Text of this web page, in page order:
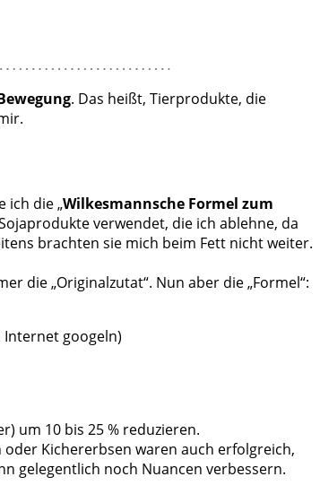
. Das heißt, Tierprodukte, die
ich die „Wilkesmannsche Formel zum
verwendet, die ich ablehne, da
brachten sie mich beim Fett nicht weiter.
die „Originalzutat“. Nun aber die „Formel“:
Internet googeln)
um 10 bis 25 % reduzieren.
Kichererbsen waren auch erfolgreich,
gelegentlich noch Nuancen verbessern.